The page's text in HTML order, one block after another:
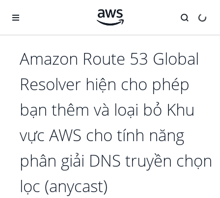
Amazon Route 53 Global
Resolver hiện cho phép
bạn thêm và loại bỏ Khu
vực AWS cho tính năng
phân giải DNS truyền chọn
lọc (anycast)